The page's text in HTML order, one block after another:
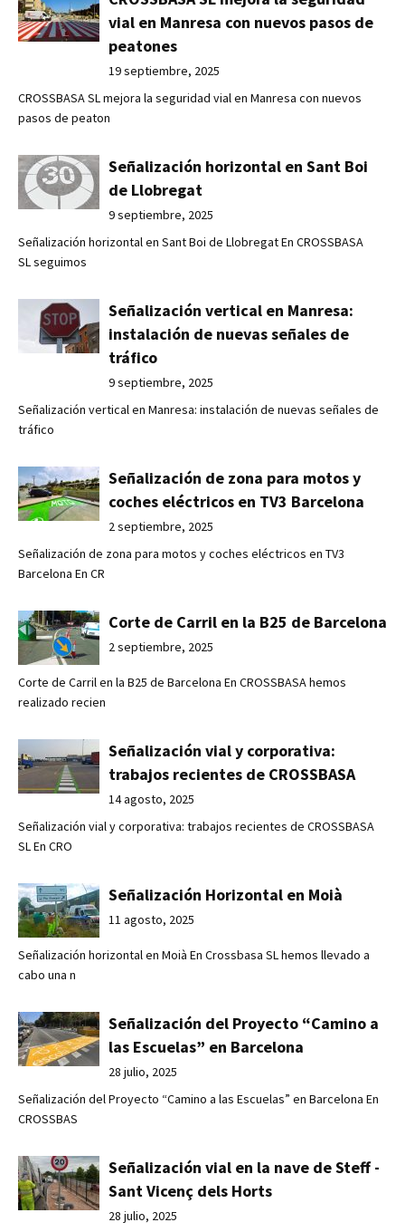
vial en Manresa con nuevos pasos de
peatones
19 septiembre, 2025
CROSSBASA SL mejora la seguridad vial en Manresa con nuevos
pasos de peaton
Señalización horizontal en Sant Boi
de Llobregat
9 septiembre, 2025
Señalización horizontal en Sant Boi de Llobregat En CROSSBASA
SL seguimos
Señalización vertical en Manresa:
instalación de nuevas señales de
tráfico
9 septiembre, 2025
Señalización vertical en Manresa: instalación de nuevas señales de
tráfico
Señalización de zona para motos y
coches eléctricos en TV3 Barcelona
2 septiembre, 2025
Señalización de zona para motos y coches eléctricos en TV3
Barcelona En CR
Corte de Carril en la B25 de Barcelona
2 septiembre, 2025
Corte de Carril en la B25 de Barcelona En CROSSBASA hemos
realizado recien
Señalización vial y corporativa:
trabajos recientes de CROSSBASA
14 agosto, 2025
Señalización vial y corporativa: trabajos recientes de CROSSBASA
SL En CRO
Señalización Horizontal en Moià
11 agosto, 2025
Señalización horizontal en Moià En Crossbasa SL hemos llevado a
cabo una n
Señalización del Proyecto “Camino a
las Escuelas” en Barcelona
28 julio, 2025
Señalización del Proyecto “Camino a las Escuelas” en Barcelona En
CROSSBAS
Señalización vial en la nave de Steff -
Sant Vicenç dels Horts
28 julio, 2025